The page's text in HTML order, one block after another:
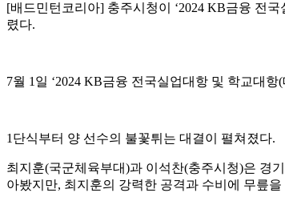
[배드민턴코리아] 충주시청이 ‘2024 KB금융 전국
렸다.
7월 1일 ‘2024 KB금융 전국실업대항 및 학교대항(
1단식부터 양 선수의 불꽃튀는 대결이 펼쳐졌다.
최지훈(국군체육부대)과 이석찬(충주시청)은 경
아봤지만, 최지훈의 강력한 공격과 수비에 무릎을